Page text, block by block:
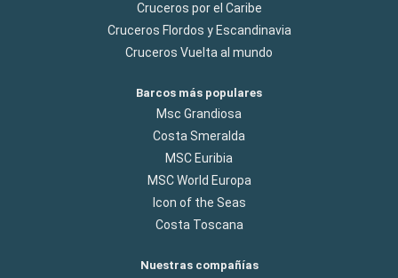
Cruceros por el Caribe
Cruceros Flordos y Escandinavia
Cruceros Vuelta al mundo
Barcos más populares
Msc Grandiosa
Costa Smeralda
MSC Euribia
MSC World Europa
Icon of the Seas
Costa Toscana
Nuestras compañías